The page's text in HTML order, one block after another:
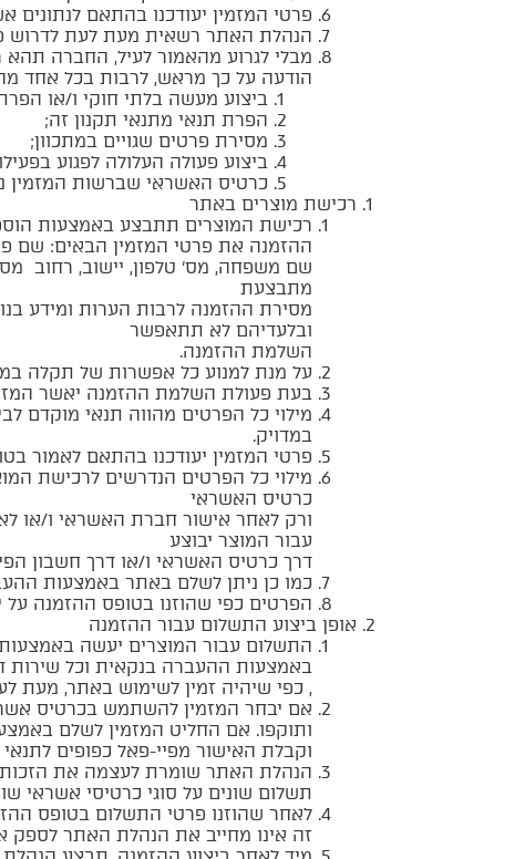
פרטי המזמין יעודכנו בהתאם לנתונים
הנהלת האתר רשאית מעת לעת לדרוש
מבלי לגרוע מהאמור לעיל, החברה
הודעה על כך מראש, לרבות בכל אחד
ביצוע מעשה בלתי חוקי ו/או
הפרת תנאי מתנאי תקנון זה;
מסירת פרטים שגויים במתכוון;
ביצוע פעולה העלולה לפגוע
כרטיס האשראי שברשות המזמין
רכישת מוצרים באתר
רכישת המוצרים תתבצע באמצעות
ההזמנה את פרטי המזמין הבאים: שם
שם משפחה, מס’ טלפון, יישוב, רחוב
מתבצעת
מסירת ההזמנה לרבות הערות ומידע
ובלעדיהם לא תתאפשר
השלמת ההזמנה.
על מנת למנוע כל אפשרות של תקלה
בעת פעולת השלמת ההזמנה יאשר
מילוי כל הפרטים מהווה תנאי מוקדם
במדויק.
פרטי המזמין יעודכנו בהתאם לאמור
מילוי כל הפרטים הנדרשים לרכישת
כרטיס האשראי
ורק לאחר אישור חברת האשראי ו/או
עבור המוצר יבוצע
דרך כרטיס האשראי ו/או דרך חשבון
כמו כן ניתן לשלם באתר באמצעות
הפרטים כפי שהוזנו בטופס ההזמנה על
אופן ביצוע התשלום עבור ההזמנה
התשלום עבור המוצרים יעשה
באמצעות ההעברה בנקאית וכל שירות
, כפי שיהיה זמין לשימוש באתר, מעת
אם יבחר המזמין להשתמש בכרטיס
ותוקפו. אם החליט המזמין לשלם
וקבלת האישור מפיי-פאל כפופים
הנהלת האתר שומרת לעצמה את הזכות
תשלום שונים על סוגי כרטיסי אשראי
לאחר שהוזנו פרטי התשלום בטופס
זה אינו מחייב את הנהלת האתר לספק